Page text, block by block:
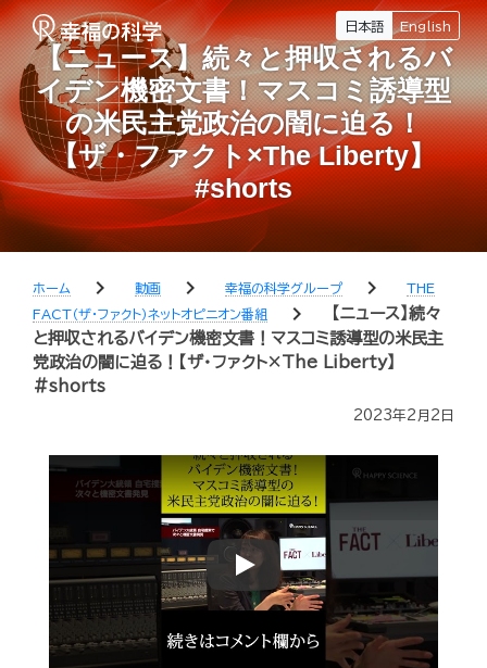
日本語 English
【ニュース】続々と押収されるバ
イデン機密文書！マスコミ誘導型
の米民主党政治の闇に迫る！
【ザ・ファクト×The Liberty】
#shorts
ホーム chevron_right 動画 chevron_right 幸福の科学グループ chevron_right
THE
FACT（ザ・ファクト）ネットオピニオン番組
chevron_right
【ニュース】続々
と押収されるバイデン機密文書！マスコミ誘導型の米民主
党政治の闇に迫る！【ザ・ファクト×The Liberty】
#shorts
2023年2月2日
Play